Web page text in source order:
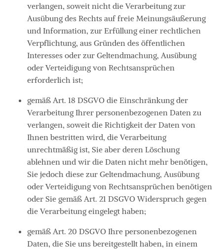
verlangen, soweit nicht die Verarbeitung zur
Ausübung des Rechts auf freie Meinungsäußerung
und Information, zur Erfüllung einer rechtlichen
Verpflichtung, aus Gründen des öffentlichen
Interesses oder zur Geltendmachung, Ausübung
oder Verteidigung von Rechtsansprüchen
erforderlich ist;
gemäß Art. 18 DSGVO die Einschränkung der
Verarbeitung Ihrer personenbezogenen Daten zu
verlangen, soweit die Richtigkeit der Daten von
Ihnen bestritten wird, die Verarbeitung
unrechtmäßig ist, Sie aber deren Löschung
ablehnen und wir die Daten nicht mehr benötigen,
Sie jedoch diese zur Geltendmachung, Ausübung
oder Verteidigung von Rechtsansprüchen benötigen
oder Sie gemäß Art. 21 DSGVO Widerspruch gegen
die Verarbeitung eingelegt haben;
gemäß Art. 20 DSGVO Ihre personenbezogenen
Daten, die Sie uns bereitgestellt haben, in einem